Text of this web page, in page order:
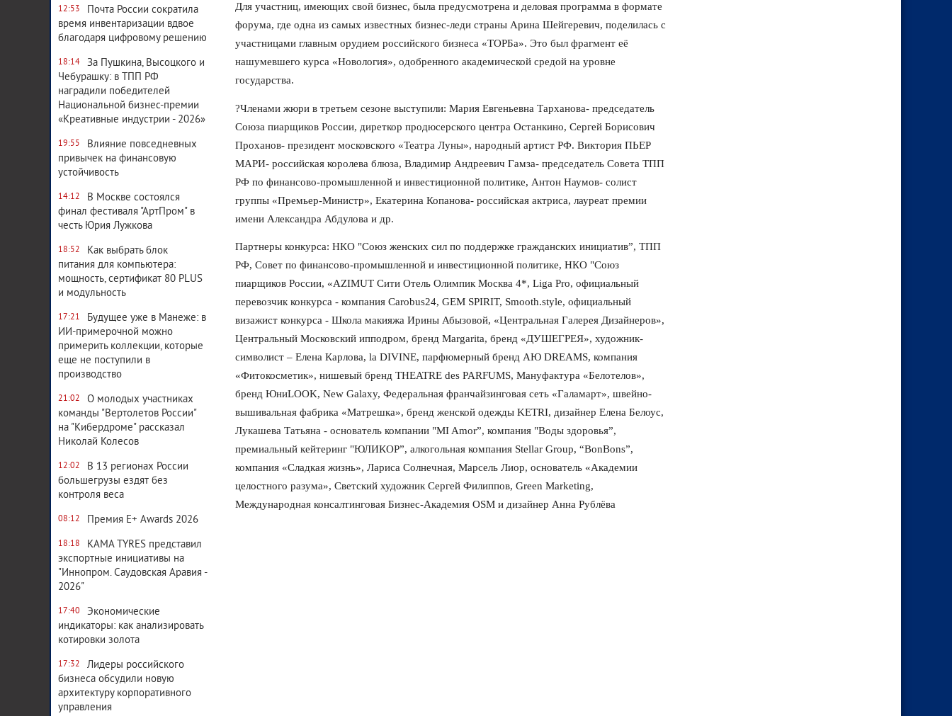
12:53
Почта России сократила
время инвентаризации вдвое
благодаря цифровому решению
18:14
За Пушкина, Высоцкого и
Чебурашку: в ТПП РФ
наградили победителей
Национальной бизнес-премии
«Креативные индустрии - 2026»
19:55
Влияние повседневных
привычек на финансовую
устойчивость
14:12
В Москве состоялся
финал фестиваля "АртПром" в
честь Юрия Лужкова
18:52
Как выбрать блок
питания для компьютера:
мощность, сертификат 80 PLUS
и модульность
17:21
Будущее уже в Манеже: в
ИИ-примерочной можно
примерить коллекции, которые
еще не поступили в
производство
21:02
О молодых участниках
команды "Вертолетов России"
на "Кибердроме" рассказал
Николай Колесов
12:02
В 13 регионах России
большегрузы ездят без
контроля веса
08:12 Премия E+ Awards 2026
18:18
KAMA TYRES представил
экспортные инициативы на
"Иннопром. Саудовская Аравия -
2026"
17:40
Экономические
индикаторы: как анализировать
котировки золота
17:32
Лидеры российского
бизнеса обсудили новую
архитектуру корпоративного
управления
Для участниц, имеющих свой бизнес, была предусмотрена и деловая программа в формате
форума, где одна из самых известных бизнес-леди страны Арина Шейгеревич, поделилась с
участницами главным орудием российского бизнеса «ТОРБа». Это был фрагмент её
нашумевшего курса «Новология», одобренного академической средой на уровне
государства.
?Членами жюри в третьем сезоне выступили: Мария Евгеньевна Тарханова- председатель
Союза пиарщиков России, диреткор продюсерского центра Останкино, Сергей Борисович
Проханов- президент московского «Театра Луны», народный артист РФ. Виктория ПЬЕР
МАРИ- российская королева блюза, Владимир Андреевич Гамза- председатель Совета ТПП
РФ по финансово-промышленной и инвестиционной политике, Антон Наумов- солист
группы «Премьер-Министр», Екатерина Копанова- российская актриса, лауреат премии
имени Александра Абдулова и др.
Партнеры конкурса: НКО "Союз женских сил по поддержке гражданских инициатив”, ТПП
РФ, Совет по финансово-промышленной и инвестиционной политике, НКО "Союз
пиарщиков России, «AZIMUT Сити Отель Олимпик Москва 4*, Liga Pro, официальный
перевозчик конкурса - компания Carobus24, GEM SPIRIT, Smooth.style, официальный
визажист конкурса - Школа макияжа Ирины Абызовой, «Центральная Галерея Дизайнеров»,
Центральный Московский ипподром, бренд Margarita, бренд «ДУШЕГРЕЯ», художник-
символист – Елена Карлова, la DIVINE, парфюмерный бренд АЮ DREAMS, компания
«Фитокосметик», нишевый бренд THEATRE des PARFUMS, Мануфактура «Белотелов»,
бренд ЮниLOOK, New Galaxy, Федеральная франчайзинговая сеть «Галамарт», швейно-
вышивальная фабрика «Матрешка», бренд женской одежды KETRI, дизайнер Елена Белоус,
Лукашева Татьяна - основатель компании "MI Amor”, компания "Воды здоровья”,
премиальный кейтеринг "ЮЛИКОР”, алкогольная компания Stellar Group, “BonBons”,
компания «Сладкая жизнь», Лариса Солнечная, Марсель Лиор, основатель «Академии
целостного разума», Светский художник Сергей Филиппов, Green Marketing,
Международная консалтинговая Бизнес-Академия OSM и дизайнер Анна Рублёва